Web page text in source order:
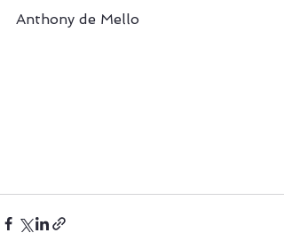
Anthony de Mello